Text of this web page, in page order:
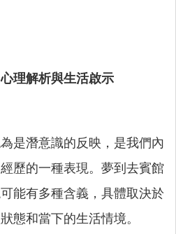
理解析與生活啟示
是潛意識的反映，是我們內
歷的一種表現。夢到去賓館
能有多種含義，具體取決於
態和當下的生活情境。